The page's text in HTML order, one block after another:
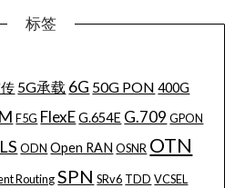
标签
5G承载 6G 50G PON 400G
F5G FlexE G.654E G.709 GPON
ODN Open RAN OSNR OTN
Routing SPN SRv6 TDD VCSEL